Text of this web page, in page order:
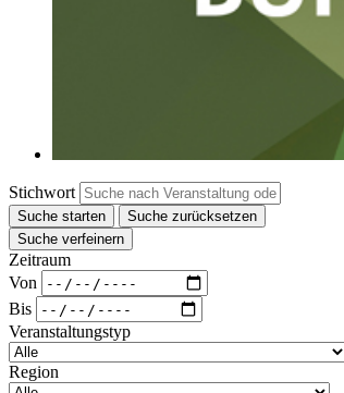
Stichwort
Suche starten
Suche zurücksetzen
Suche verfeinern
Zeitraum
Von
Bis
Veranstaltungstyp
Region